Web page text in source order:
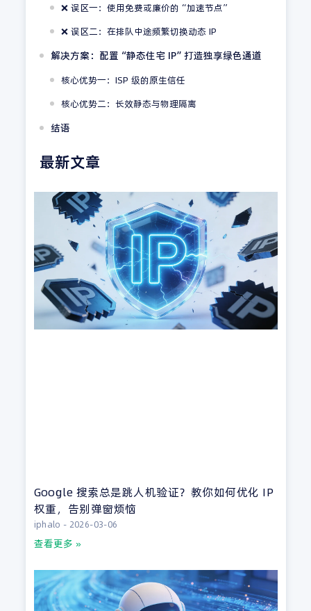
❌ 误区一：使用免费或廉价的“加速节点”
❌ 误区二：在排队中途频繁切换动态 IP
解决方案：配置“静态住宅 IP”打造独享绿色通道
核心优势一：ISP 级的原生信任
核心优势二：长效静态与物理隔离
结语
最新文章
Google 搜索总是跳人机验证？教你如何优化 IP
权重，告别弹窗烦恼
iphalo 2026-03-06
查看更多 »